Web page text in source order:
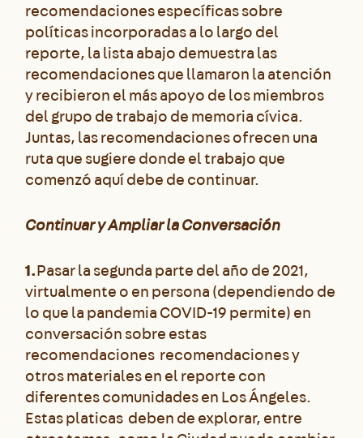
recomendaciones específicas sobre
políticas incorporadas a lo largo del
reporte, la lista abajo demuestra las
recomendaciones que llamaron la atención
y recibieron el más apoyo de los miembros
del grupo de trabajo de memoria cívica.
Juntas, las recomendaciones ofrecen una
ruta que sugiere donde el trabajo que
comenzó aquí debe de continuar.
Continuar y Ampliar la Conversación
1.Pasar la segunda parte del año de 2021,
virtualmente o en persona (dependiendo de
lo que la pandemia COVID-19 permite) en
conversación sobre estas
recomendaciones recomendaciones y
otros materiales en el reporte con
diferentes comunidades en Los Ángeles.
Estas platicas deben de explorar, entre